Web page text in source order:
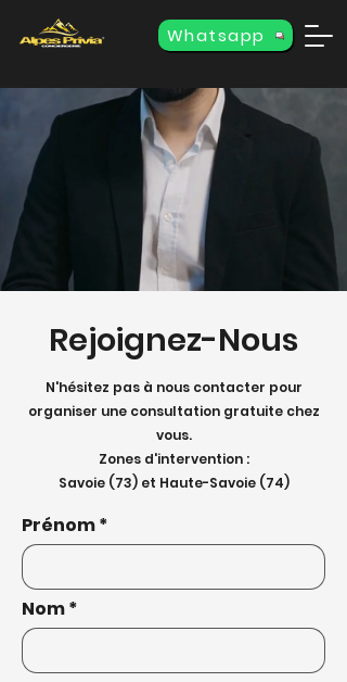
Whatsapp
Rejoignez-Nous
N'hésitez pas à nous contacter pour
organiser une consultation gratuite chez
vous.
Zones d'intervention :
Savoie (73) et Haute-Savoie (74)
Prénom
Nom